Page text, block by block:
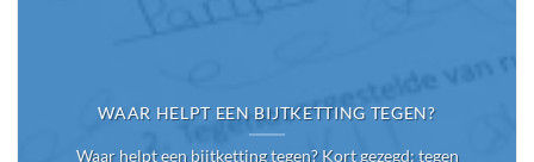
WAAR HELPT EEN BIJTKETTING TEGEN?
Waar helpt een bijtketting tegen? Kort gezegd: tegen